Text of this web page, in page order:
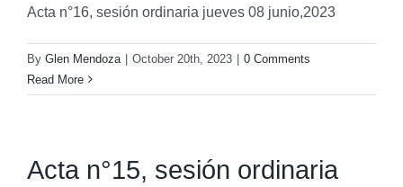
Acta n°16, sesión ordinaria jueves 08 junio,2023
By Glen Mendoza October 20th, 2023
0 Comments
Read More
Acta n°15, sesión ordinaria